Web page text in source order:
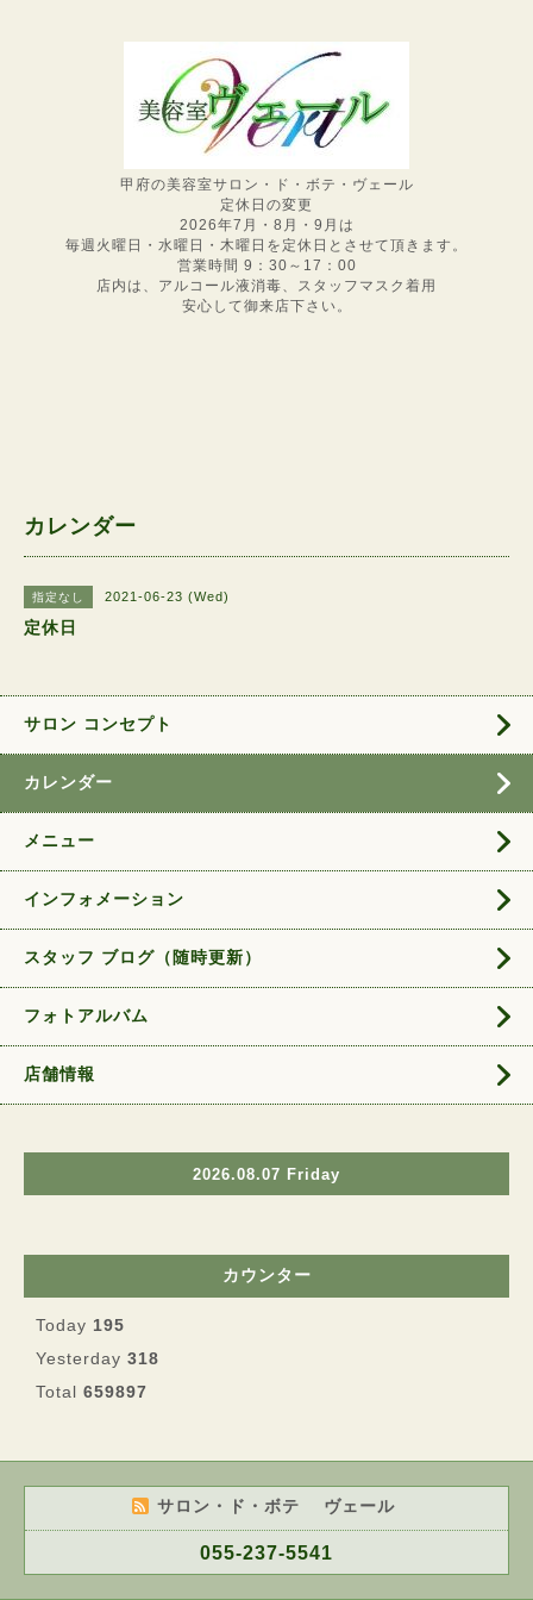
甲府の美容室サロン・ド・ボテ・ヴェール
定休日の変更
2026年7月・8月・9月は
毎週火曜日・水曜日・木曜日を定休日とさせて頂きます。
営業時間 9：30～17：00
店内は、アルコール液消毒、スタッフマスク着用
安心して御来店下さい。
カレンダー
指定なし 2021-06-23 (Wed)
定休日
サロン コンセプト
カレンダー
メニュー
インフォメーション
スタッフ ブログ（随時更新）
フォトアルバム
店舗情報
2026.08.07 Friday
カウンター
Today 195
Yesterday 318
Total 659897
サロン・ド・ボテ ヴェール
055-237-5541